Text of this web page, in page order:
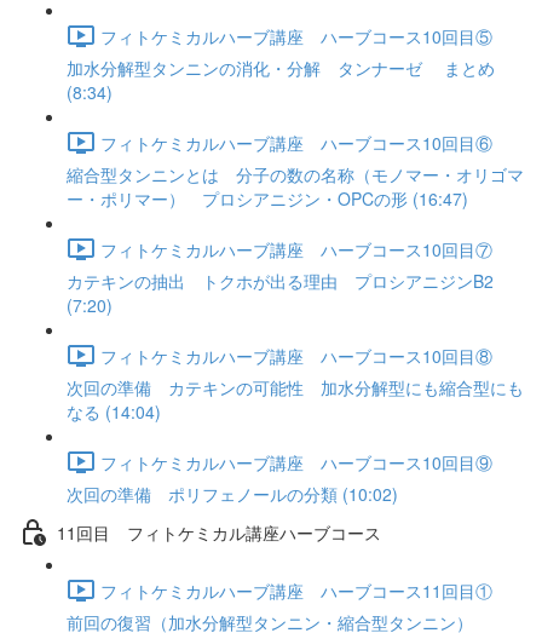
フィトケミカルハーブ講座 ハーブコース10回目⑤
加水分解型タンニンの消化・分解 タンナーゼ まとめ
(8:34)
フィトケミカルハーブ講座 ハーブコース10回目⑥
縮合型タンニンとは 分子の数の名称（モノマー・オリゴマ
ー・ポリマー） プロシアニジン・OPCの形 (16:47)
フィトケミカルハーブ講座 ハーブコース10回目⑦
カテキンの抽出 トクホが出る理由 プロシアニジンB2
(7:20)
フィトケミカルハーブ講座 ハーブコース10回目⑧
次回の準備 カテキンの可能性 加水分解型にも縮合型にも
なる (14:04)
フィトケミカルハーブ講座 ハーブコース10回目⑨
次回の準備 ポリフェノールの分類 (10:02)
11回目 フィトケミカル講座ハーブコース
フィトケミカルハーブ講座 ハーブコース11回目①
前回の復習（加水分解型タンニン・縮合型タンニン）